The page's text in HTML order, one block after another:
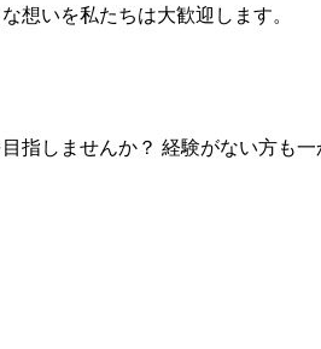
想いを私たちは大歓迎します。
しませんか？ 経験がない方も一